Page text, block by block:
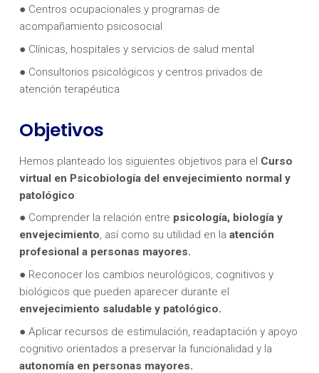
● Centros ocupacionales y programas de
acompañamiento psicosocial
● Clínicas, hospitales y servicios de salud mental
● Consultorios psicológicos y centros privados de
atención terapéutica
Objetivos
Hemos planteado los siguientes objetivos para el Curso
virtual en Psicobiología del envejecimiento normal y
patológico:
● Comprender la relación entre psicología, biología y
envejecimiento, así como su utilidad en la atención
profesional a personas mayores.
● Reconocer los cambios neurológicos, cognitivos y
biológicos que pueden aparecer durante el
envejecimiento saludable y patológico.
● Aplicar recursos de estimulación, readaptación y apoyo
cognitivo orientados a preservar la funcionalidad y la
autonomía en personas mayores.